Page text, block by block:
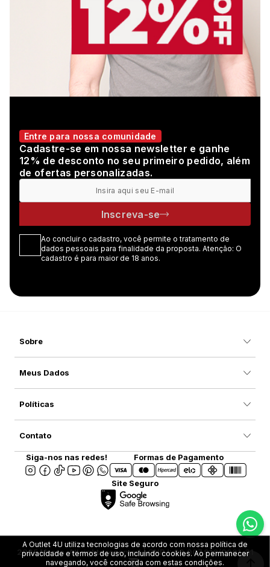
Entre para nossa comunidade
Cadastre-se em nossa newsletter e ganhe
12% de desconto no seu primeiro pedido, além
de ofertas personalizadas.
Inscreva-se
Ao concluir o cadastro, você permite o tratamento de
dados pessoais para finalidade da proposta. Atenção: O
cadastro é para maior de 18 anos.
Sobre
Meus Dados
Políticas
Contato
Siga-nos nas redes! Formas de Pagamento
Site Seguro
2025 Marca. All rights reserved | CNPJ: 08.907.916/0001-31
A Outlet 4U utiliza tecnologias de acordo com nossa política de
privacidade e termos de uso, incluindo cookies. Ao permanecer
navegando, você concorda com estas condições.